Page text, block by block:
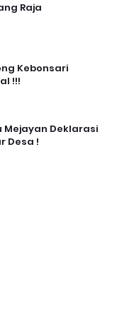
Raja
Kebonsari
!!!
Mejayan Deklarasi
Desa !